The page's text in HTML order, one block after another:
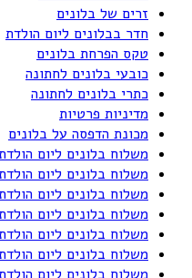
זרים של בלונים
חדר בבלונים ליום הולדת
טקס הפרחת בלונים
כובעי בלונים לחתונה
כתרי בלונים לחתונה
מדיניות פרטיות
מכונת הדפסה על בלונים
משלוח בלונים ליום
משלוח בלונים ליום
משלוח בלונים ליום
משלוח בלונים ליום
משלוח בלונים ליום
משלוח בלונים ליום